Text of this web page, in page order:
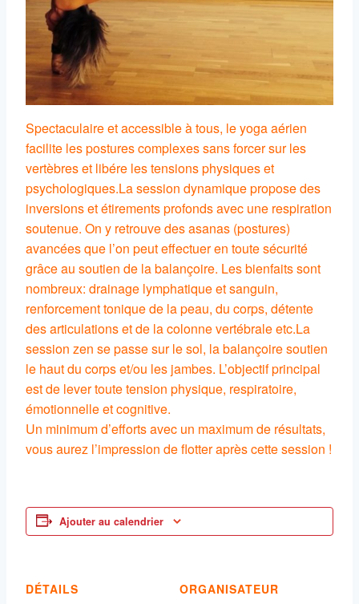
Spectaculaire et accessible à tous, le yoga aérien
facilite les postures complexes sans forcer sur les
vertèbres et libére les tensions physiques et
psychologiques.La session dynamique propose des
inversions et étirements profonds avec une respiration
soutenue. On y retrouve des asanas (postures)
avancées que l’on peut effectuer en toute sécurité
grâce au soutien de la balançoire. Les bienfaits sont
nombreux: drainage lymphatique et sanguin,
renforcement tonique de la peau, du corps, détente
des articulations et de la colonne vertébrale etc.La
session zen se passe sur le sol, la balançoire soutien
le haut du corps et/ou les jambes. L’objectif principal
est de lever toute tension physique, respiratoire,
émotionnelle et cognitive.
Un minimum d’efforts avec un maximum de résultats,
vous aurez l’impression de flotter après cette session !
Ajouter au calendrier
DÉTAILS
ORGANISATEUR